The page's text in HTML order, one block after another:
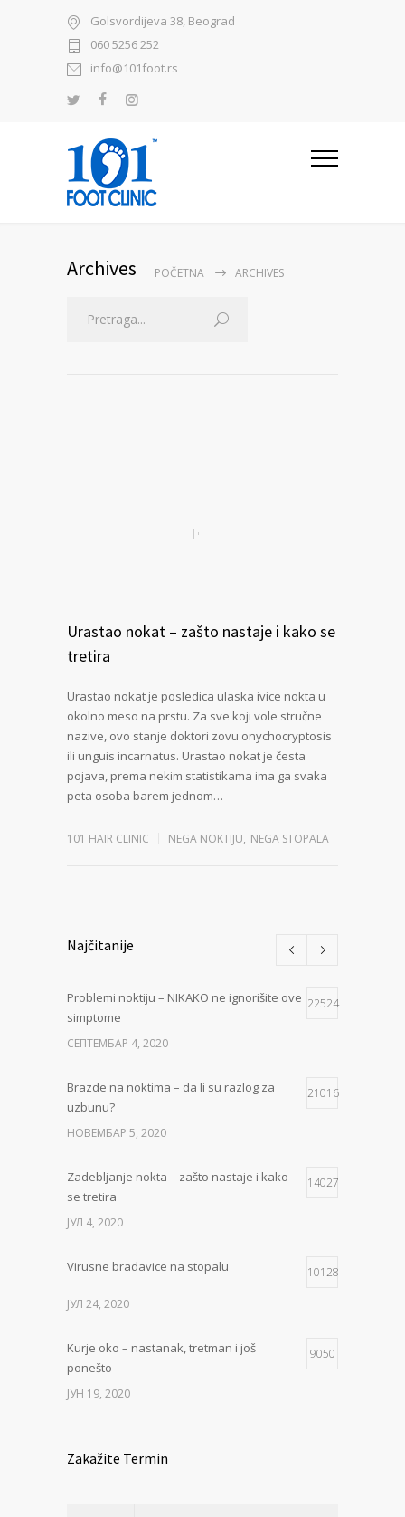
Golsvordijeva 38, Beograd
060 5256 252
info@101foot.rs
Archives POČETNA ARCHIVES
Urastao nokat – zašto nastaje i kako se
tretira
Urastao nokat je posledica ulaska ivice nokta u
okolno meso na prstu. Za sve koji vole stručne
nazive, ovo stanje doktori zovu onychocryptosis
ili unguis incarnatus. Urastao nokat je česta
pojava, prema nekim statistikama ima ga svaka
peta osoba barem jednom…
101 HAIR CLINIC NEGA NOKTIJU, NEGA STOPALA
Najčitanije
Problemi noktiju – NIKAKO ne ignorišite ove
simptome
22524
СЕПТЕМБАР 4, 2020
Brazde na noktima – da li su razlog za
uzbunu?
21016
НОВЕМБАР 5, 2020
Zadebljanje nokta – zašto nastaje i kako
se tretira
14027
ЈУЛ 4, 2020
Virusne bradavice na stopalu 10128
ЈУЛ 24, 2020
Kurje oko – nastanak, tretman i još
ponešto
9050
ЈУН 19, 2020
Zakažite Termin